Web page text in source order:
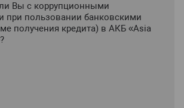
Вы с коррупционными
при пользовании банковскими
получения кредита) в АКБ «Asia